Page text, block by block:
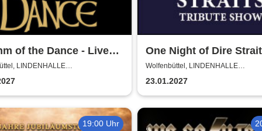
of the Dance - Live
LINDENHALLE
One Night of Dire
Tribute Show
Wolfenbüttel, LINDENHALLE
23.01.2027
19:00 Uhr